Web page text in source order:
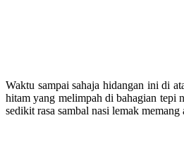
Waktu sampai sahaja hidangan ini di
hitam yang melimpah di bahagian tepi
sedikit rasa sambal nasi lemak